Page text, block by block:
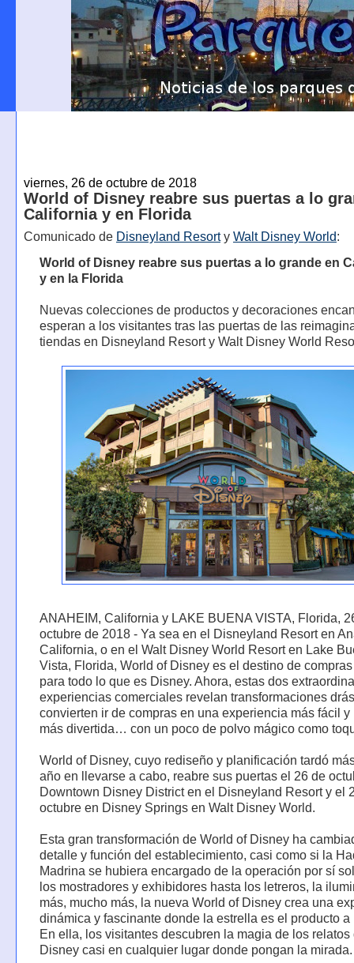
viernes, 26 de octubre de 2018
World of Disney reabre sus puertas a lo
California y en Florida
Comunicado de Disneyland Resorty Walt Disney World:
World of Disney reabre sus puertas a lo grande en
y en la Florida
Nuevas colecciones de productos y decoraciones
esperan a los visitantes tras las puertas de las
tiendas en Disneyland Resort y Walt Disney World
ANAHEIM, California y LAKE BUENA VISTA, Florida,
octubre de 2018 - Ya sea en el Disneyland Resort en
California, o en el Walt Disney World Resort en Lake
Vista, Florida, World of Disney es el destino de
para todo lo que es Disney. Ahora, estas dos
experiencias comerciales revelan transformaciones
convierten ir de compras en una experiencia más fácil y
más divertida… con un poco de polvo mágico como
World of Disney, cuyo rediseño y planificación tardó
año en llevarse a cabo, reabre sus puertas el 26 de
Downtown Disney District en el Disneyland Resort y el
octubre en Disney Springs en Walt Disney World.
Esta gran transformación de World of Disney ha
detalle y función del establecimiento, casi como si la
Madrina se hubiera encargado de la operación por sí
los mostradores y exhibidores hasta los letreros, la
más, mucho más, la nueva World of Disney crea una
dinámica y fascinante donde la estrella es el producto a
En ella, los visitantes descubren la magia de los relatos
Disney casi en cualquier lugar donde pongan la mirada.